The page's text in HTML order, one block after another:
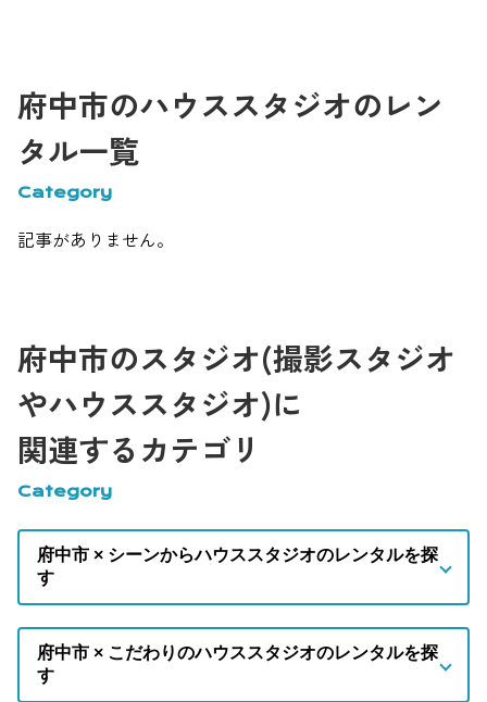
府中市のハウススタジオのレン
タル一覧
Category
記事がありません。
府中市のスタジオ(撮影スタジオ
やハウススタジオ)に
関連するカテゴリ
Category
府中市 × シーンからハウススタジオのレンタルを探
す
府中市 × こだわりのハウススタジオのレンタルを探
す